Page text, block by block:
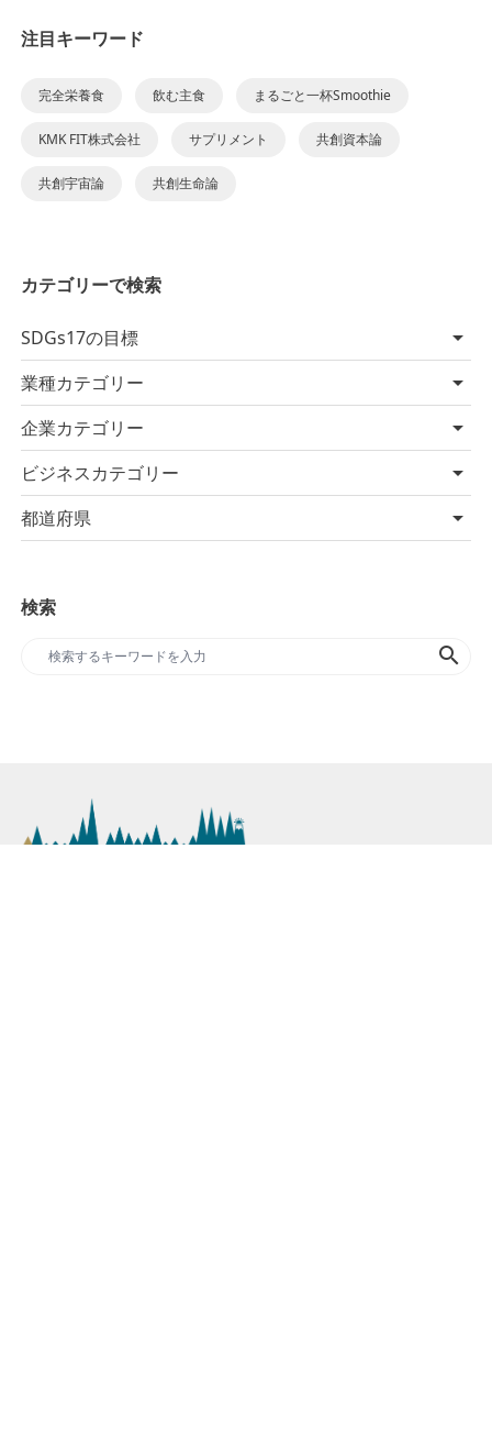
注目キーワード
完全栄養食 飲む主食 まるごと一杯Smoothie
KMK FIT株式会社 サプリメント 共創資本論
共創宇宙論 共創生命論
カテゴリーで検索
SDGs17の目標
業種カテゴリー
企業カテゴリー
ビジネスカテゴリー
都道府県
検索
search